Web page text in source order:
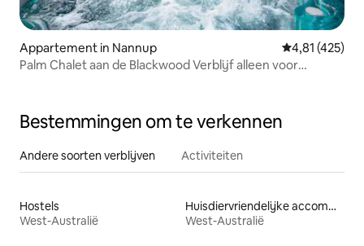
Appartement in Nannup Gemiddelde
4,81 (425)
Palm Chalet aan de Blackwood Verblijf alleen voor
Bestemmingen om te verkennen
Andere soorten verblijven Activiteiten
Hostels
West-Australië
Huisdiervriendelijke accommodaties
West-Australië